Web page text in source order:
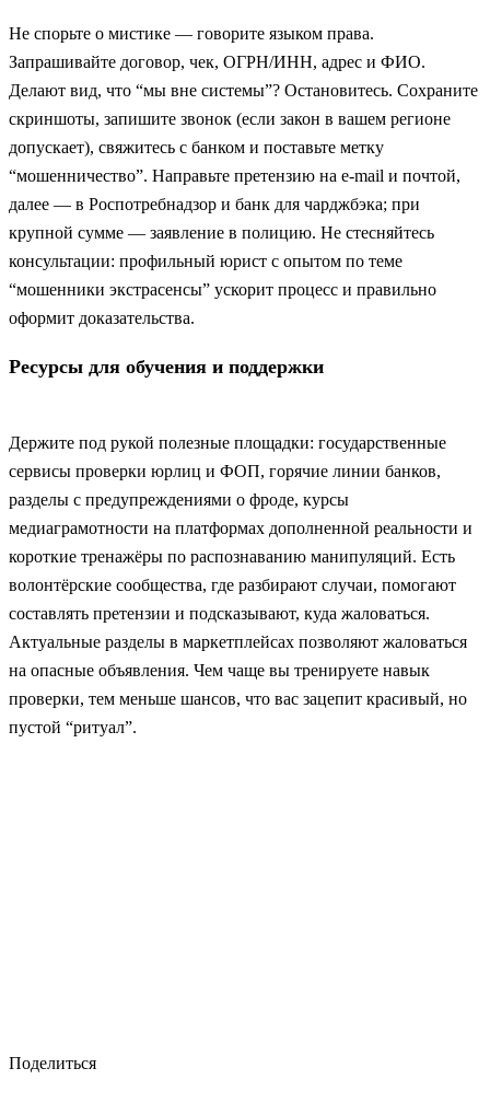
Не спорьте о мистике — говорите языком права.
Запрашивайте договор, чек, ОГРН/ИНН, адрес и ФИО.
Делают вид, что “мы вне системы”? Остановитесь. Сохраните
скриншоты, запишите звонок (если закон в вашем регионе
допускает), свяжитесь с банком и поставьте метку
“мошенничество”. Направьте претензию на e‑mail и почтой,
далее — в Роспотребнадзор и банк для чарджбэка; при
крупной сумме — заявление в полицию. Не стесняйтесь
консультации: профильный юрист с опытом по теме
“мошенники экстрасенсы” ускорит процесс и правильно
оформит доказательства.
Ресурсы для обучения и поддержки
Держите под рукой полезные площадки: государственные
сервисы проверки юрлиц и ФОП, горячие линии банков,
разделы с предупреждениями о фроде, курсы
медиаграмотности на платформах дополненной реальности и
короткие тренажёры по распознаванию манипуляций. Есть
волонтёрские сообщества, где разбирают случаи, помогают
составлять претензии и подсказывают, куда жаловаться.
Актуальные разделы в маркетплейсах позволяют жаловаться
на опасные объявления. Чем чаще вы тренируете навык
проверки, тем меньше шансов, что вас зацепит красивый, но
пустой “ритуал”.
Поделиться